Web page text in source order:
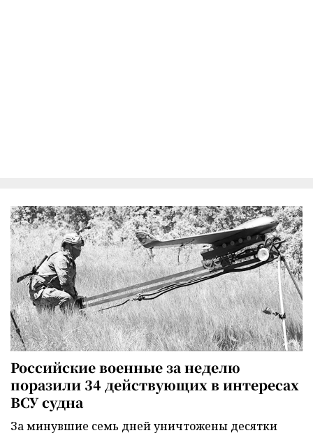
Российские военные за неделю
поразили 34 действующих в интересах
ВСУ судна
За минувшие семь дней уничтожены десятки